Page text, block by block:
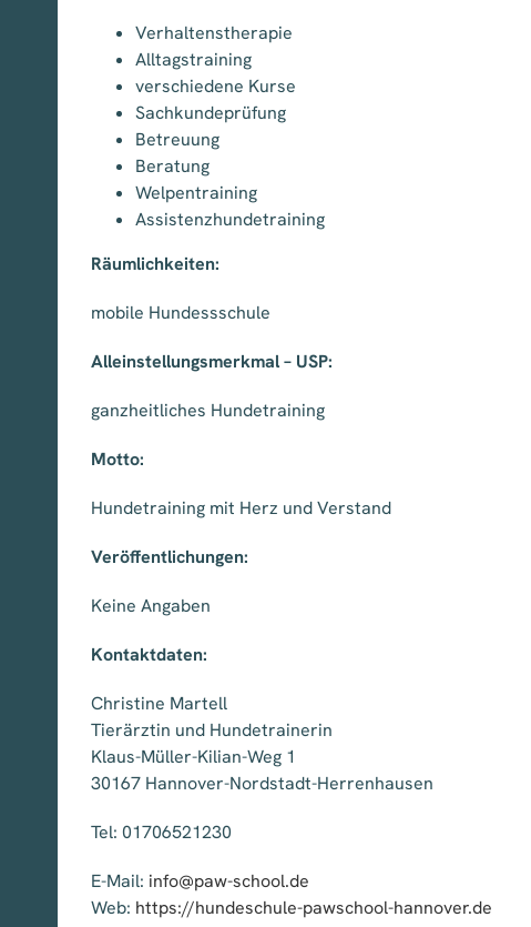
Verhaltenstherapie
Alltagstraining
verschiedene Kurse
Sachkundeprüfung
Betreuung
Beratung
Welpentraining
Assistenzhundetraining
Räumlichkeiten:
mobile Hundessschule
Alleinstellungsmerkmal – USP:
ganzheitliches Hundetraining
Motto:
Hundetraining mit Herz und Verstand
Veröffentlichungen:
Keine Angaben
Kontaktdaten:
Christine Martell
Tierärztin und Hundetrainerin
Klaus-Müller-Kilian-Weg 1
30167 Hannover-Nordstadt-Herrenhausen
Tel: 01706521230
E-Mail: info@paw-school.de
Web: https://hundeschule-pawschool-hannover.de